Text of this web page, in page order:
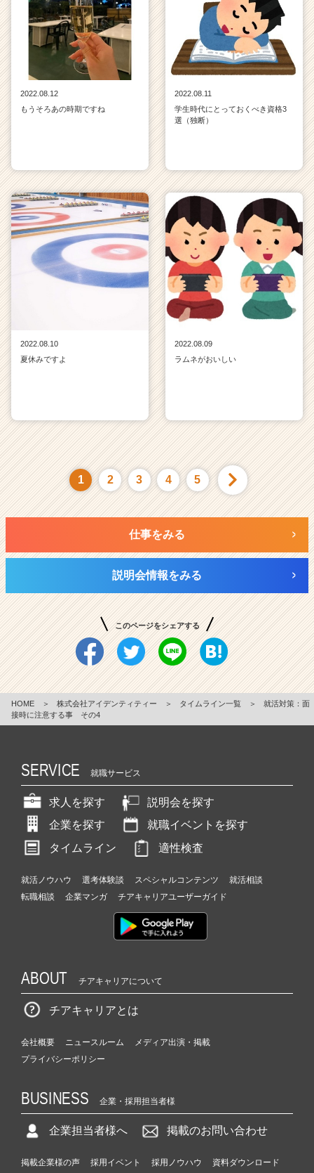
2022.08.12
もうそろあの時期ですね
2022.08.11
学生時代にとっておくべき資格3
選（独断）
2022.08.10
夏休みですよ
2022.08.09
ラムネがおいしい
1 2 3 4 5
仕事をみる
説明会情報をみる
このページをシェアする
HOME ＞ 株式会社アイデンティティー ＞ タイムライン一覧 ＞
就活対策：面
接時に注意する事 その4
SERVICE 就職サービス
求人を探す
説明会を探す
企業を探す
就職イベントを探す
タイムライン
適性検査
就活ノウハウ 選考体験談 スペシャルコンテンツ
就活相談
転職相談
企業マンガ チアキャリアユーザーガイド
ABOUT チアキャリアについて
チアキャリアとは
会社概要 ニュースルーム
メディア出演・掲載
プライバシーポリシー
BUSINESS 企業・採用担当者様
企業担当者様へ 掲載のお問い合わせ
掲載企業様の声 採用イベント 採用ノウハウ 資料ダウンロード